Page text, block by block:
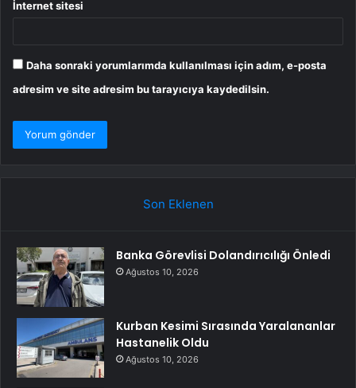
İnternet sitesi
Daha sonraki yorumlarımda kullanılması için adım, e-posta
adresim ve site adresim bu tarayıcıya kaydedilsin.
Son Eklenen
Banka Görevlisi Dolandırıcılığı Önledi
Ağustos 10, 2026
Kurban Kesimi Sırasında Yaralananlar
Hastanelik Oldu
Ağustos 10, 2026